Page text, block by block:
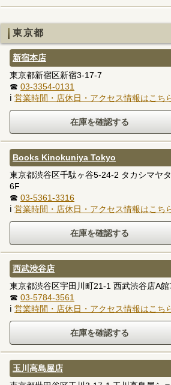
東京都
新宿本店
東京都新宿区新宿3-17-7
☎ 03-3354-0131
ℹ 営業時間・店休日・アクセス情報はこち
Books Kinokuniya Tokyo
東京都渋谷区千駄ヶ谷5-24-2 タカシマヤ
6F
☎ 03-5361-3316
ℹ 営業時間・店休日・アクセス情報はこち
西武渋谷店
東京都渋谷区宇田川町21-1 西武渋谷店A館
☎ 03-5784-3561
ℹ 営業時間・店休日・アクセス情報はこち
玉川高島屋店